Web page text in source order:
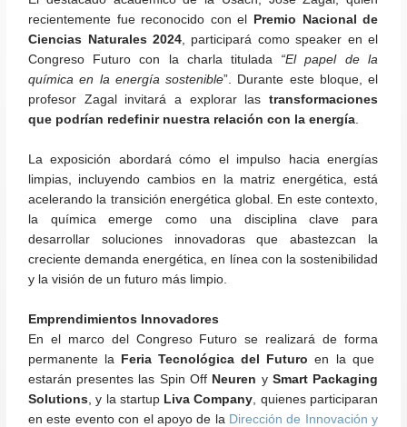
recientemente fue reconocido con el
Premio Nacional de
Ciencias Naturales 2024 , participará como speaker en el
Congreso Futuro con la charla titulada “El papel de la
química en la energía sostenible”. Durante este bloque, el
profesor Zagal invitará a explorar lastransformaciones
que podrían redefinir nuestra relación con la energía
La exposición abordará cómo el impulso hacia energías
limpias, incluyendo cambios en la matriz energética, está
acelerando la transición energética global. En este contexto,
la química emerge como una disciplina clave para
desarrollar soluciones innovadoras que abastezcan la
creciente demanda energética, en línea con la sostenibilidad
y la visión de un futuro más limpio.
Emprendimientos Innovadores
En el marco del Congreso Futuro se realizará de forma
permanente la Feria Tecnológica del Futuro en la que
estarán presentes las Spin Off Neuren ySmart Packaging
Solutions , y la startup Liva Company , quienes participaran
en este evento con el apoyo de la Dirección de Innovación y